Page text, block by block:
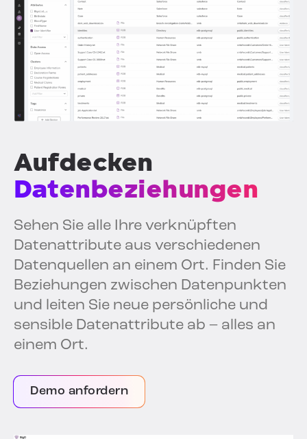
Aufdecken
Datenbeziehungen
Sehen Sie alle Ihre verknüpften
Datenattribute aus verschiedenen
Datenquellen an einem Ort. Finden Sie
Beziehungen zwischen Datenpunkten
und leiten Sie neue persönliche und
sensible Datenattribute ab – alles an
einem Ort.
Demo anfordern